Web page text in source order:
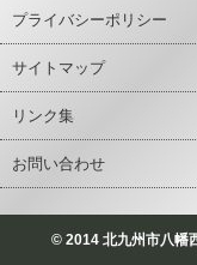
プライバシーポリシー
サイトマップ
リンク集
お問い合わせ
© 2014 北九州市八幡